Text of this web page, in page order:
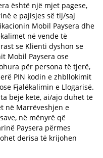
është një mjet pagese,
e pajisjes së tij/saj
Mobil Paysera dhe
në vende të
se Klienti dyshon se
Mobil Paysera ose
për persona të tjerë,
PIN kodin e zhbllokimit
Fjalëkalimin e Llogarisë.
bëjë këtë, ai/ajo duhet të
në Marrëveshjen e
në mënyrë që
Paysera përmes
derisa të krijohen